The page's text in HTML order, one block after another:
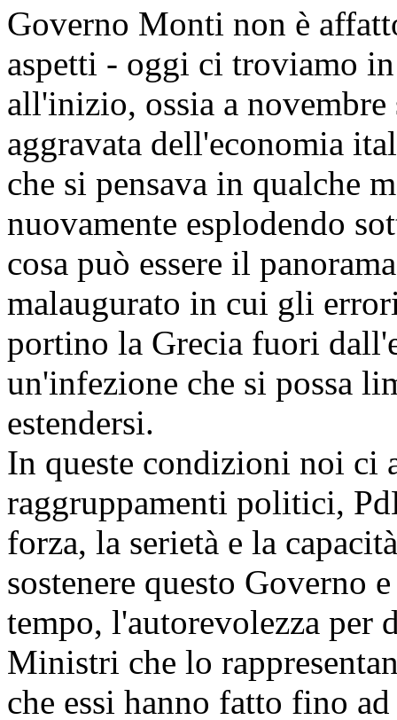
Governo Monti non è
aspetti - oggi ci troviamo
all'inizio, ossia a
aggravata dell'economia
che si pensava in qualche
nuovamente esplodendo
cosa può essere il
malaugurato in cui gli
portino la Grecia fuori
un'infezione che si possa
estendersi.
In queste condizioni noi ci
raggruppamenti politici,
forza, la serietà e la
sostenere questo Governo
tempo, l'autorevolezza
Ministri che lo
che essi hanno fatto fino